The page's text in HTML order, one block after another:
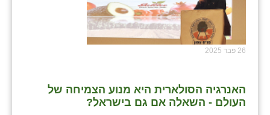
26 פבר 2025
האנרגיה הסולארית היא מנוע הצמיחה של
העולם - השאלה אם גם בישראל?